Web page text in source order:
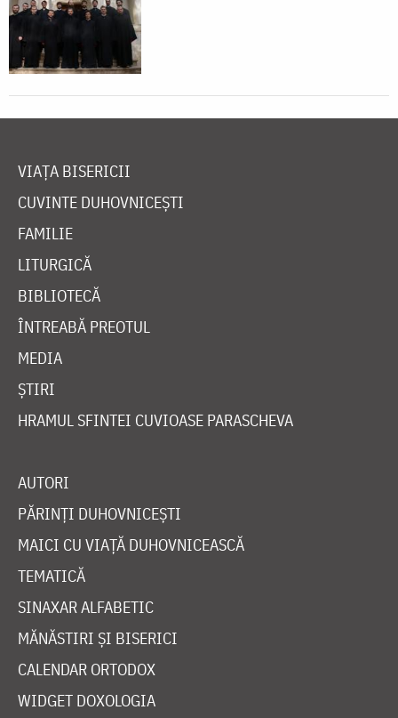
VIAȚA BISERICII
CUVINTE DUHOVNICEȘTI
FAMILIE
LITURGICĂ
BIBLIOTECĂ
ÎNTREABĂ PREOTUL
MEDIA
ȘTIRI
HRAMUL SFINTEI CUVIOASE PARASCHEVA
AUTORI
PĂRINȚI DUHOVNICEȘTI
MAICI CU VIAȚĂ DUHOVNICEASCĂ
TEMATICĂ
SINAXAR ALFABETIC
MĂNĂSTIRI ȘI BISERICI
CALENDAR ORTODOX
WIDGET DOXOLOGIA